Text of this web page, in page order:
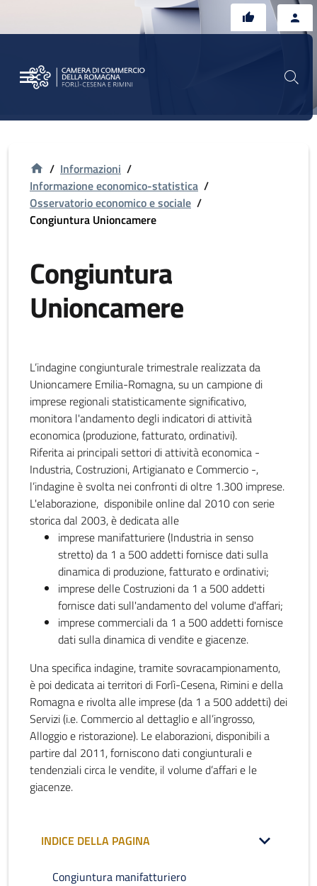
/ Informazioni /
Informazione economico-statistica /
Osservatorio economico e sociale /
Congiuntura Unioncamere
Congiuntura
Unioncamere
L’indagine congiunturale trimestrale realizzata da
Unioncamere Emilia-Romagna, su un campione di
imprese regionali statisticamente significativo,
monitora l'andamento degli indicatori di attività
economica (produzione, fatturato, ordinativi).
Riferita ai principali settori di attività economica -
Industria, Costruzioni, Artigianato e Commercio -,
l’indagine è svolta nei confronti di oltre 1.300 imprese.
L'elaborazione, disponibile online dal 2010 con serie
storica dal 2003, è dedicata alle
imprese manifatturiere (Industria in senso
stretto) da 1 a 500 addetti fornisce dati sulla
dinamica di produzione, fatturato e ordinativi;
imprese delle Costruzioni da 1 a 500 addetti
fornisce dati sull'andamento del volume d'affari;
imprese commerciali da 1 a 500 addetti fornisce
dati sulla dinamica di vendite e giacenze.
Una specifica indagine, tramite sovracampionamento,
è poi dedicata ai territori di Forlì-Cesena, Rimini e della
Romagna e rivolta alle imprese (da 1 a 500 addetti) dei
Servizi (i.e. Commercio al dettaglio e all’ingrosso,
Alloggio e ristorazione). Le elaborazioni, disponibili a
partire dal 2011, forniscono dati congiunturali e
tendenziali circa le vendite, il volume d’affari e le
giacenze.
INDICE DELLA PAGINA
Congiuntura manifatturiero